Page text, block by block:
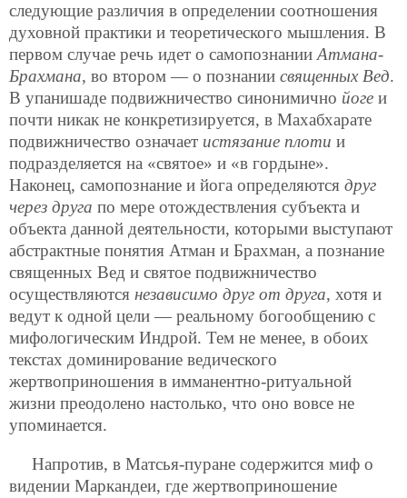
следующие различия в определении соотношения
духовной практики и теоретического мышления. В
первом случае речь идет о самопознании Атмана-
Брахмана, во втором — о познании священных Вед.
В упанишаде подвижничество синонимично йоге и
почти никак не конкретизируется, в Махабхарате
подвижничество означает истязание плоти и
подразделяется на «святое» и «в гордыне».
Наконец, самопознание и йога определяются друг
через друга по мере отождествления субъекта и
объекта данной деятельности, которыми выступают
абстрактные понятия Атман и Брахман, а познание
священных Вед и святое подвижничество
осуществляются независимо друг от друга, хотя и
ведут к одной цели — реальному богообщению с
мифологическим Индрой. Тем не менее, в обоих
текстах доминирование ведического
жертвоприношения в имманентно-ритуальной
жизни преодолено настолько, что оно вовсе не
упоминается.
Напротив, в Матсья-пуране содержится миф о
видении Маркандеи, где жертвоприношение